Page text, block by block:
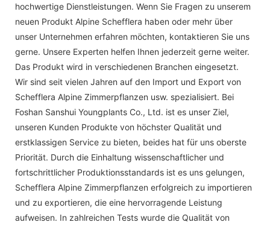
hochwertige Dienstleistungen. Wenn Sie Fragen zu unserem
neuen Produkt Alpine Schefflera haben oder mehr über
unser Unternehmen erfahren möchten, kontaktieren Sie uns
gerne. Unsere Experten helfen Ihnen jederzeit gerne weiter.
Das Produkt wird in verschiedenen Branchen eingesetzt.
Wir sind seit vielen Jahren auf den Import und Export von
Schefflera Alpine Zimmerpflanzen usw. spezialisiert. Bei
Foshan Sanshui Youngplants Co., Ltd. ist es unser Ziel,
unseren Kunden Produkte von höchster Qualität und
erstklassigen Service zu bieten, beides hat für uns oberste
Priorität. Durch die Einhaltung wissenschaftlicher und
fortschrittlicher Produktionsstandards ist es uns gelungen,
Schefflera Alpine Zimmerpflanzen erfolgreich zu importieren
und zu exportieren, die eine hervorragende Leistung
aufweisen. In zahlreichen Tests wurde die Qualität von